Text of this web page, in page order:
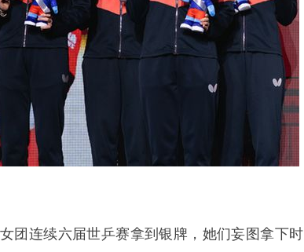
团连续六届世乒赛拿到银牌，她们妄图拿下时